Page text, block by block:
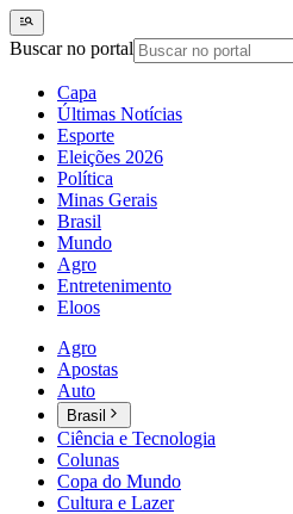
Buscar no portal
Capa
Últimas Notícias
Esporte
Eleições 2026
Política
Minas Gerais
Brasil
Mundo
Agro
Entretenimento
Eloos
Agro
Apostas
Auto
Brasil
Ciência e Tecnologia
Colunas
Copa do Mundo
Cultura e Lazer